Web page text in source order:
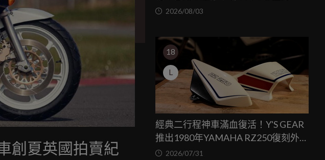
創夏英國拍賣紀
2026/08/03
18
L
經典二行程神車滿血復活！Y'S GEAR
推出1980年YAMAHA RZ250復刻外裝
套件2026/07/31